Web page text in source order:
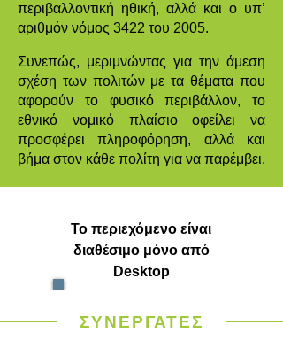
περιβαλλοντική ηθική, αλλά και ο υπ’
αριθμόν νόμος 3422 του 2005.
Συνεπώς, μεριμνώντας για την άμεση
σχέση των πολιτών με τα θέματα που
αφορούν το φυσικό περιβάλλον, το
εθνικό νομικό πλαίσιο οφείλει να
προσφέρει πληροφόρηση, αλλά και
βήμα στον κάθε πολίτη για να παρέμβει.
Το περιεχόμενο είναι
διαθέσιμο μόνο από
Desktop
ΣΥΝΕΡΓΑΤΕΣ